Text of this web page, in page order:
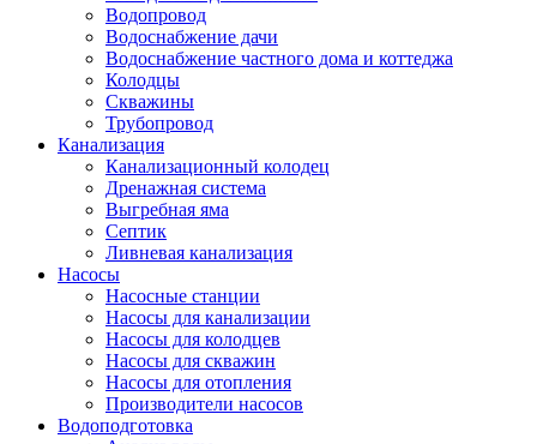
Водопровод
Водоснабжение дачи
Водоснабжение частного дома и коттеджа
Колодцы
Скважины
Трубопровод
Канализация
Канализационный колодец
Дренажная система
Выгребная яма
Септик
Ливневая канализация
Насосы
Насосные станции
Насосы для канализации
Насосы для колодцев
Насосы для скважин
Насосы для отопления
Производители насосов
Водоподготовка